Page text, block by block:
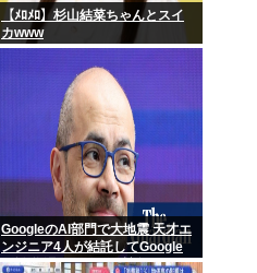
【ﾒﾛﾒﾛ】杉山結菜ちゃんとスイ
カwww
GoogleのAI部門で大地震 天才エ
ンジニア4人が結託してGoogle
を離脱 遅れを取るAI競争さらに